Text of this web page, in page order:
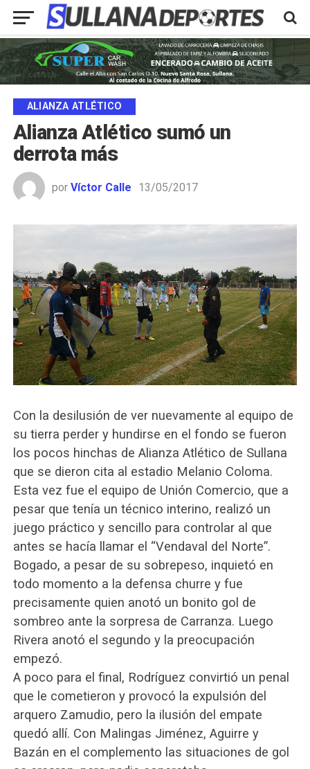
ALIANZA ATLÉTICO
Alianza Atlético sumó un
derrota más
por Víctor Calle 13/05/2017
Con la desilusión de ver nuevamente al equipo de
su tierra perder y hundirse en el fondo se fueron
los pocos hinchas de Alianza Atlético de Sullana
que se dieron cita al estadio Melanio Coloma.
Esta vez fue el equipo de Unión Comercio, que a
pesar que tenía un técnico interino, realizó un
juego práctico y sencillo para controlar al que
antes se hacía llamar el “Vendaval del Norte”.
Bogado, a pesar de su sobrepeso, inquietó en
todo momento a la defensa churre y fue
precisamente quien anotó un bonito gol de
sombreo ante la sorpresa de Carranza. Luego
Rivera anotó el segundo y la preocupación
empezó.
A poco para el final, Rodríguez convirtió un penal
que le cometieron y provocó la expulsión del
arquero Zamudio, pero la ilusión del empate
quedó allí. Con Malingas Jiménez, Aguirre y
Bazán en el complemento las situaciones de gol